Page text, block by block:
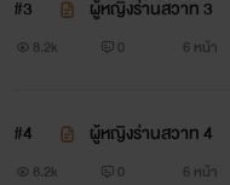
#3 ผู้หญิงร่านสวาท 3
8.2k 0 6 หน้า
#4 ผู้หญิงร่านสวาท 4
8.2k 0 6 หน้า